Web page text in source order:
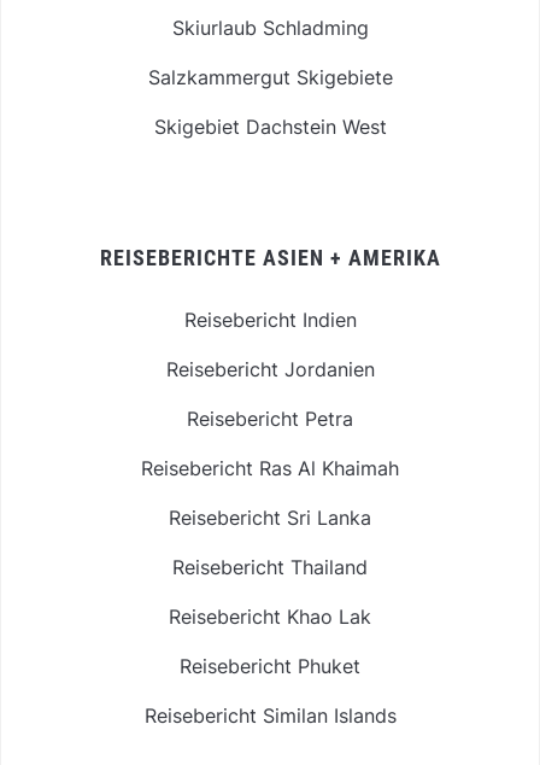
Skiurlaub Schladming
Salzkammergut Skigebiete
Skigebiet Dachstein West
REISEBERICHTE ASIEN + AMERIKA
Reisebericht Indien
Reisebericht Jordanien
Reisebericht Petra
Reisebericht Ras Al Khaimah
Reisebericht Sri Lanka
Reisebericht Thailand
Reisebericht Khao Lak
Reisebericht Phuket
Reisebericht Similan Islands